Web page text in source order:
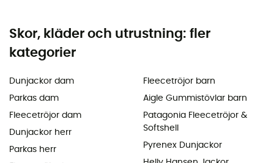
Skor, kläder och utrustning: fler
kategorier
Dunjackor dam
Parkas dam
Fleecetröjor dam
Dunjackor herr
Parkas herr
Fleecetröjor barn
Aigle Gummistövlar barn
Patagonia Fleecetröjor &
Softshell
Pyrenex Dunjackor